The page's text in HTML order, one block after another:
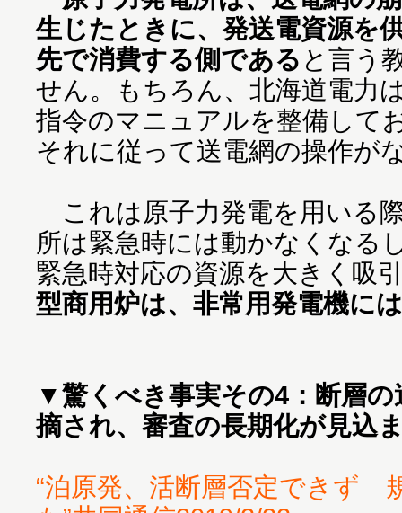
生じたときに、発送電資源を
先で消費する側である と言う
せん。もちろん、北海道電力
指令のマニュアルを整備して
それに従って送電網の操作が
これは原子力発電を用いる
所は緊急時には動かなくなる
緊急時対応の資源を大きく吸
型商用炉は、非常用発電機に
▼驚くべき事実その4：断層
摘され、審査の長期化が見込
“泊原発、活断層否定できず